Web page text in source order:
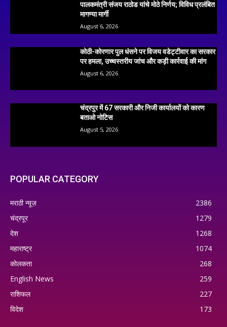
पालकमंत्री संजय राठोड यांचे मोठे निर्णय; विविध प्रलंबित
मागण्या मार्गी
August 6, 2026
कोठी-कोरणार पुल धंसने पर विजय वडेट्टीवार का सरकार
पर हमला, उच्चस्तरीय जांच और कड़ी कार्रवाई की मांग
August 6, 2026
चंद्रपुर में 67 सरकारी और निजी कार्यालयों को कारण
बताओ नोटिस
August 5, 2026
POPULAR CATEGORY
मराठी न्यूज़
2386
चंद्रपूर
1279
देश
1268
महाराष्ट्र
1074
कोलकता
268
English News
259
राशिफल
227
विदेश
173